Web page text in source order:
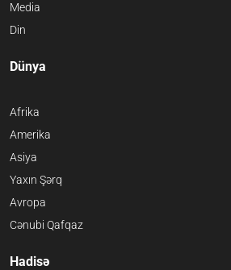
Media
Din
Dünya
Afrika
Amerika
Asiya
Yaxın Şərq
Avropa
Cənubi Qafqaz
Hadisə